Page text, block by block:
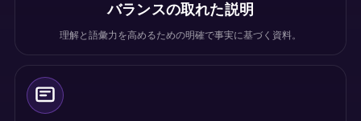
バランスの取れた説明
理解と語彙力を高めるための明確で事実に基づく資料。